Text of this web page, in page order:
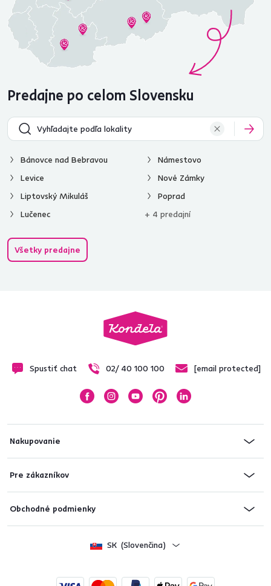
Predajne po celom Slovensku
Bánovce nad Bebravou
Levice
Liptovský Mikuláš
Lučenec
Námestovo
Nové Zámky
Poprad
+ 4 predajní
Všetky predajne
Spustiť chat 02/ 40 100 100 [email protected]
Nakupovanie
Pre zákazníkov
Obchodné podmienky
SK (Slovenčina)